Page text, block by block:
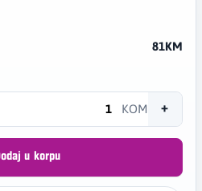
81KM
KOM +
u korpu